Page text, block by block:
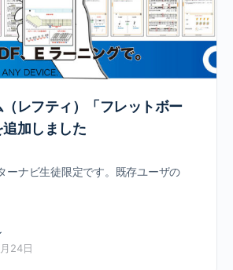
レフティ）「フレットボー
追加しました
ーナビ生徒限定です。既存ユーザの
24日